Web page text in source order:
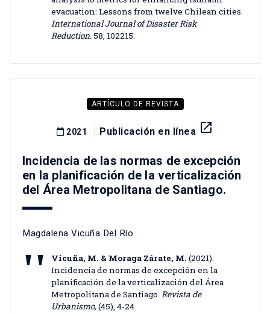
evacuation: Lessons from twelve Chilean cities.
International Journal of Disaster Risk
Reduction.58, 102215.
ARTÍCULO DE REVISTA
2021 Publicación en línea launch
Incidencia de las normas de excepción
en la planificación de la verticalización
del Área Metropolitana de Santiago.
Magdalena Vicuña Del Río
Vicuña, M. & Moraga Zárate, M. (2021).
Incidencia de normas de excepción en la
planificación de la verticalización del Área
Metropolitana de Santiago. Revista de
Urbanismo,(45), 4-24.